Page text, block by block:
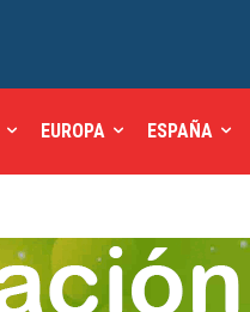
EUROPA ESPAÑA